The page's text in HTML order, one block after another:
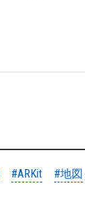
#ARKit #地図